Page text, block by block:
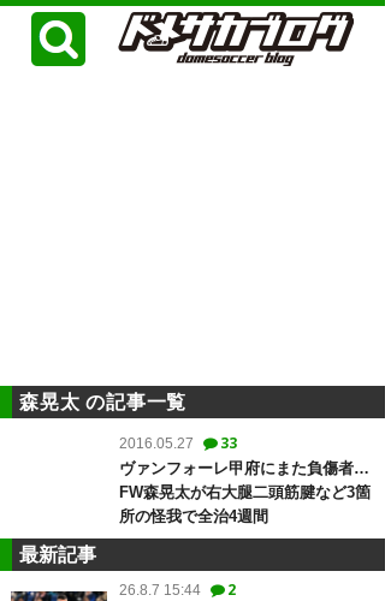
森晃太 の記事一覧
2016.05.27 33
ヴァンフォーレ甲府にまた負傷者…
FW森晃太が右大腿二頭筋腱など3箇
所の怪我で全治4週間
最新記事
26.8.7 15:44 2